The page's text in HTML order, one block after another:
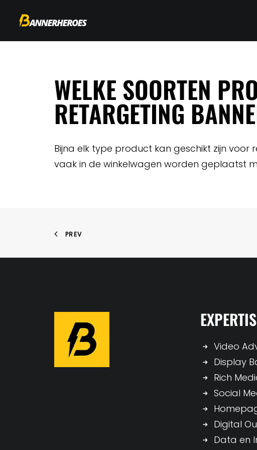
WELKE SOORTEN
RETARGETING
Bijna elk type product kan geschikt zijn
vaak in de winkelwagen worden geplaatst
PREV
Video
Display
Rich
Social
Digital
Data en